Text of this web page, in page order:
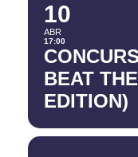
10
ABR
17:00
BEAT
EDITION)